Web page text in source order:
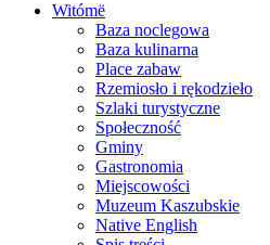
Witómë
Baza noclegowa
Baza kulinarna
Place zabaw
Rzemiosło i rękodzieło
Szlaki turystyczne
Społeczność
Gminy
Gastronomia
Miejscowości
Muzeum Kaszubskie
Native English